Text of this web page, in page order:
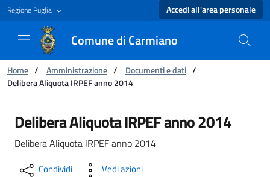
Regione Puglia Accedi all'area personale
Comune di Carmiano
Ti trovi in:
Home / Amministrazione / Documenti e dati /
Delibera Aliquota IRPEF anno 2014
Delibera Aliquota IRPEF anno 2014 -
Delibera Aliquota IRPEF anno 2014
Delibera Aliquota IRPEF anno 2014
Condividi Vedi azioni